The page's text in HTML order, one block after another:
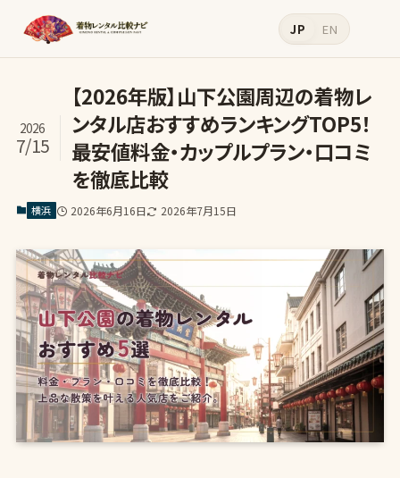
JP EN
【2026年版】山下公園周辺の着物レ
ンタル店おすすめランキングTOP5！
最安値料金・カップルプラン・口コミ
を徹底比較
2026
7/15
横浜 2026年6月16日 2026年7月15日